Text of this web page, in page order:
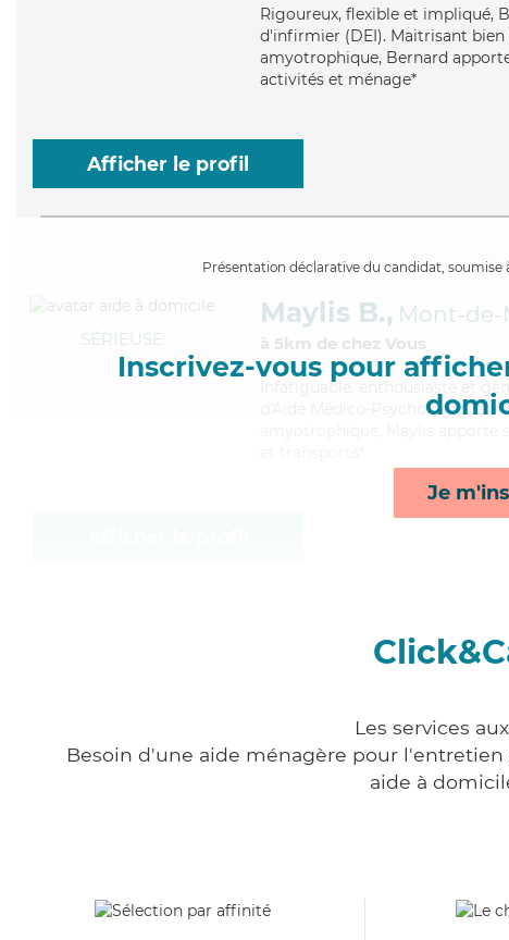
Rigoureux, flexible et impliqué,
d'infirmier (DEI). Maitrisant
amyotrophique, Bernard
activités et ménage*
Afficher le profil
Présentation déclarative du candidat,
Inscrivez-vous pour
Je
SÉRIEUSE
Maylis B., Mont-de-
à 5km de chez Vous
Infatiguable
, enthousiaste et
d'Aide Médico-Psychologique
Les services
Besoin d'une aide ménagère pour
aide à